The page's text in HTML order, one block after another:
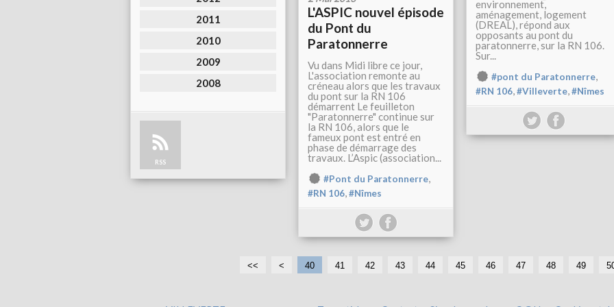
2011
2010
2009
2008
RSS
environnement,
aménagement, logement
(DREAL), répond aux
opposants au pont du
paratonnerre, sur la RN 106.
Sur...
#pont du Paratonnerre,
#RN 106,#Villeverte,#Nîmes
L'ASPIC nouvel épisode
du Pont du
Paratonnerre
Vu dans Midi libre ce jour,
L'association remonte au
créneau alors que les travaux
du pont sur la RN 106
démarrent Le feuilleton
"Paratonnerre" continue sur
la RN 106, alors que le
fameux pont est entré en
phase de démarrage des
travaux. L’Aspic (association...
#Pont du Paratonnerre,
#RN 106,#Nîmes
<< <
1
2
3
40 41 42 43 44 45 46 47 48 49